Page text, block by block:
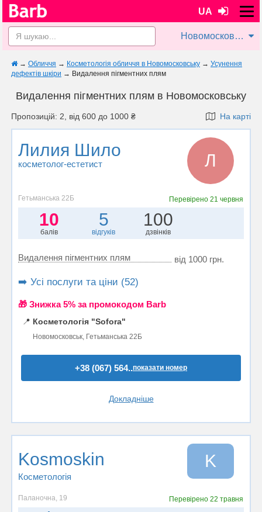
UA
Новомосковськ
→ Обличчя → Косметологія обличчя в Новомосковську → Усунення
дефектів шкіри → Видалення пігментних плям
Видалення пігментних плям в Новомосковську
Пропозицій: 2, від 600 до 1000 ₴ На карті
Лилия Шило
косметолог-естетист Л
Гетьманська 22Б Перевірено21 червня
10
балів
5
відгуків
100
дзвінків
Видалення пігментних плям від 1000 грн.
➡️ Усі послуги та ціни (52)
🎁 Знижка 5% за промокодом Barb
📍 Косметологія "Sofora"
Новомосковськ, Гетьманська 22Б
+38 (067) 564..показати номер
Докладніше
Kosmoskin
Косметологія
K
Паланочна, 19 Перевірено22 травня